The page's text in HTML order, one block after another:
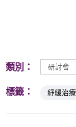
類別： 研討會
標籤： 紓緩治